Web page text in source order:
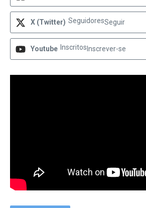
X (Twitter) SeguidoresSeguir
Youtube Inscritos Inscrever-se